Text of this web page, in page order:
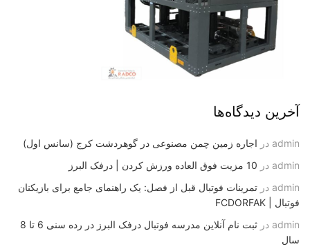
آخرین دیدگاه‌ها
admin در اجاره زمین چمن مصنوعی در گوهردشت کرج (سانس اول)
admin در 10 مزیت فوق العاده ورزش کردن | درفک البرز
admin در تمرینات فوتبال قبل از فصل: یک راهنمای جامع برای بازیکنان
فوتبال | FCDORFAK
admin در
ثبت نام آنلاین مدرسه فوتبال درفک البرز در رده سنی 6 تا 8
سال